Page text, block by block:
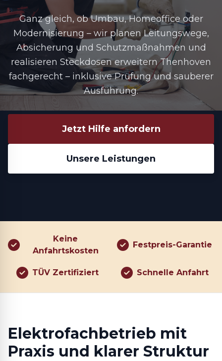
Ganz gleich, ob Umbau, Homeoffice oder
Modernisierung – wir planen Leitungswege,
Absicherung und Schutzmaßnahmen und
realisieren Steckdosen erweitern Thenhoven
fachgerecht – inklusive Prüfung und sauberer
Ausführung.
Jetzt Hilfe anfordern
Unsere Leistungen
Keine
Anfahrtskosten
Festpreis-Garantie
TÜV Zertifiziert Schnelle Anfahrt
Elektrofachbetrieb mit
Praxis und klarer Struktur